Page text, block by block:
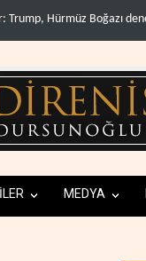
ertelendi, hesap
MEDYA